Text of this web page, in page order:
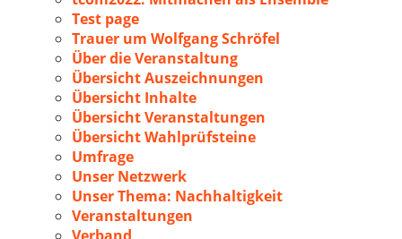
Test page
Trauer um Wolfgang Schröfel
Über die Veranstaltung
Übersicht Auszeichnungen
Übersicht Inhalte
Übersicht Veranstaltungen
Übersicht Wahlprüfsteine
Umfrage
Unser Netzwerk
Unser Thema: Nachhaltigkeit
Veranstaltungen